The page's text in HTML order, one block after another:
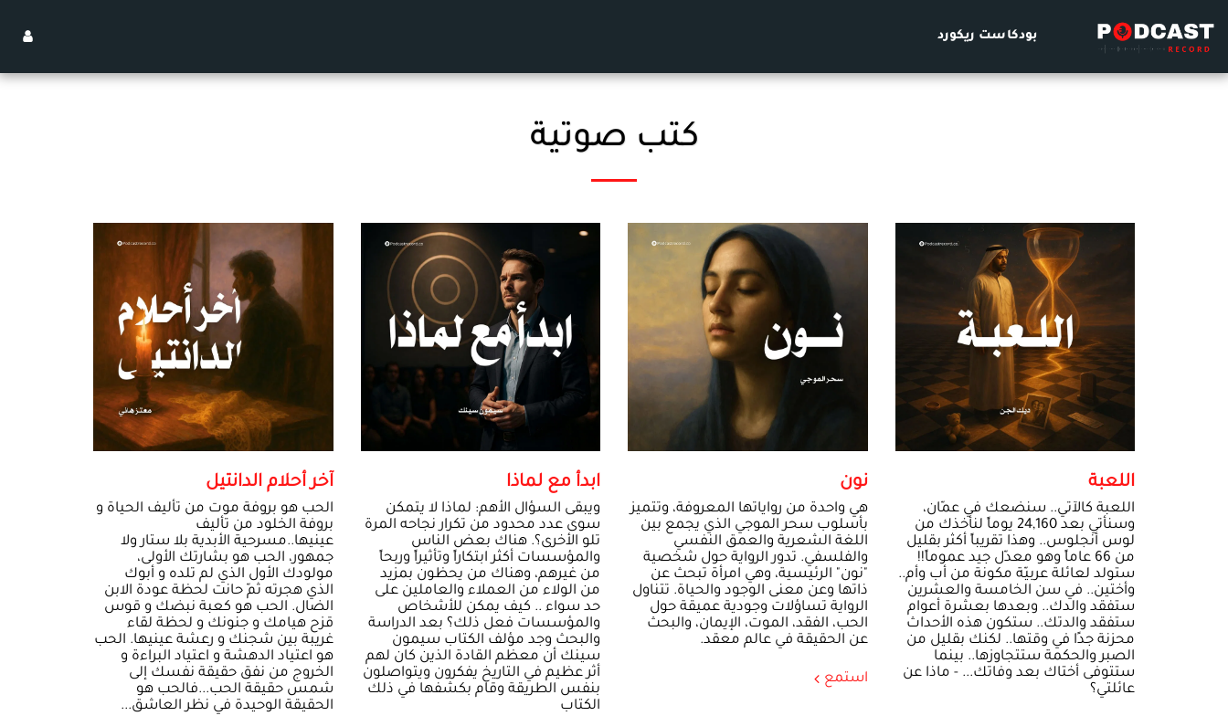
بودكاست ريكورد
كتب صوتية
اللعبة
اللعبة كالآتي.. سنضعك في عمّان،
وسنأتي بعد 24,160 يوماً لنأخذك من
لوس أنجلوس.. وهذا تقريباً أكثر بقليل
من 66 عاماً وهو معدّل جيد عموماً!!
ستولد لعائلة عربيّة مكونة من أب وأم..
وأختين.. في سن الخامسة والعشرين
ستفقد والدك.. وبعدها بعشرة أعوام
ستفقد والدتك.. ستكون هذه الأحداث
محزنة جدًا في وقتها.. لكنك بقليل من
الصبر والحكمة ستتجاوزها.. بينما
ستتوفى أختاك بعد وفاتك... - ماذا عن
عائلتي؟
نون
هي واحدة من رواياتها المعروفة، وتتميز
بأسلوب سحر الموجي الذي يجمع بين
اللغة الشعرية والعمق النفسي
والفلسفي. تدور الرواية حول شخصية
"نون" الرئيسية، وهي امرأة تبحث عن
ذاتها وعن معنى الوجود والحياة. تتناول
الرواية تساؤلات وجودية عميقة حول
الحب، الفقد، الموت، الإيمان، والبحث
عن الحقيقة في عالم معقد.
استمع
ابدأ مع لماذا
ويبقى السؤال الأهم: لماذا لا يتمكن
سوى عدد محدود من تكرار نجاحه المرة
تلو الأخرى؟. هناك بعض الناس
والمؤسسات أكثر ابتكاراً وتأثيراً وربحاً
من غيرهم، وهناك من يحظون بمزيد
من الولاء من العملاء والعاملين على
حد سواء .. كيف يمكن للأشخاص
والمؤسسات فعل ذلك؟ بعد الدراسة
والبحث وجد مؤلف الكتاب سيمون
سينك أن معظم القادة الذين كان لهم
أثر عظيم في التاريخ يفكرون ويتواصلون
بنفس الطريقة وقام بكشفها في ذلك
الكتاب
آخر أحلام الدانتيل
الحب هو بروفة موت من تأليف الحياة و
بروفة الخلود من تأليف
عينيها..مسرحية الأبدية بلا ستار ولا
جمهور، الحب هو بشارتك الأولى،
مولودك الأول الذي لم تلده و أبوك
الذي هجرته ثمّ حانت لحظة عودة الابن
الضال. الحب هو كعبة نبضك و قوس
قزح هيامك و جنونك و لحظة لقاء
غريبة بين شجنك و رعشة عينيها. الحب
هو اعتياد الدهشة و اعتياد البراءة و
الخروج من نفق حقيقة نفسك إلى
شمس حقيقة الحب...فالحب هو
الحقيقة الوحيدة في نظر العاشق...